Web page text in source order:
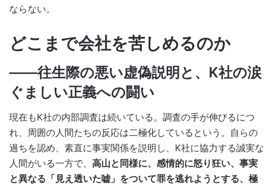
ならない。
どこまで会社を苦しめるのか
――往生際の悪い虚偽説明と、K社の涙
ぐましい正義への闘い
現在もK社の内部調査は続いている。調査の手が伸びるにつ
れ、周囲の人間たちの反応は二極化しているという。自らの
過ちを認め、素直に事実関係を説明し、K社に協力する誠実な
人間がいる一方で、 高山と同様に、感情的に怒り狂い、事実
と異なる「見え透いた嘘」をついて罪を逃れようとする、極